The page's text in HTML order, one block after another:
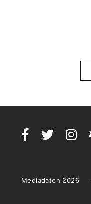
Mediadaten 2026